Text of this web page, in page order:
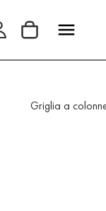
Griglia a